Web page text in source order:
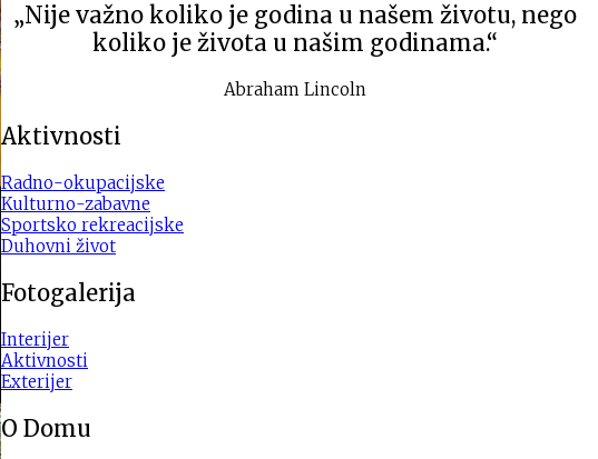
„Nije važno koliko je godina u našem životu, nego
koliko je života u našim godinama.“
Abraham Lincoln
Aktivnosti
Radno-okupacijske
Kulturno-zabavne
Sportsko rekreacijske
Duhovni život
Fotogalerija
Interijer
Aktivnosti
Exterijer
O Domu